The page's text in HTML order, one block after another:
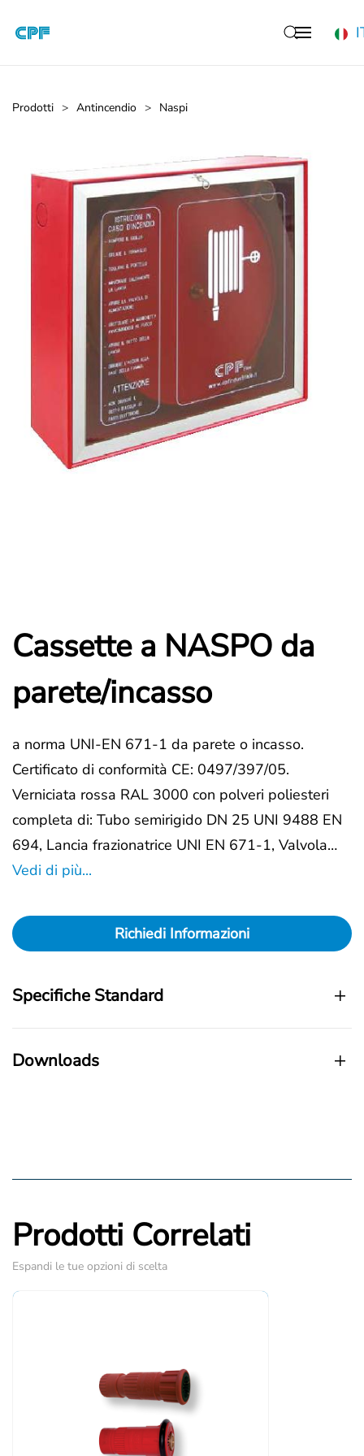
Prodotti Antincendio Naspi
Cassette a NASPO da
parete/incasso
a norma UNI-EN 671-1 da parete o incasso.
Certificato di conformità CE: 0497/397/05.
Verniciata rossa RAL 3000 con polveri poliesteri
completa di: Tubo semirigido DN 25 UNI 9488 EN
694, Lancia frazionatrice UNI EN 671-1, Valvola…
Vedi di più...
Richiedi Informazioni
Specifiche Standard
Downloads
Prodotti Correlati
Espandi le tue opzioni di scelta